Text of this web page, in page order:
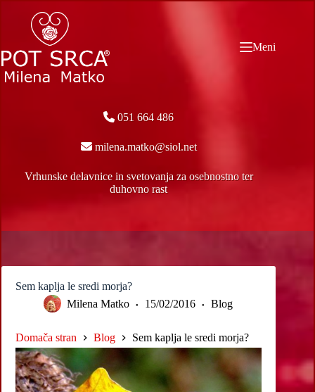
content
Meni
051 664 486
milena.matko@siol.net
Vrhunske delavnice in svetovanja za osebnostno ter
duhovno rast
Sem kaplja le sredi morja?
Milena Matko
15/02/2016 Blog
Domača stran Blog Sem kaplja le sredi morja?